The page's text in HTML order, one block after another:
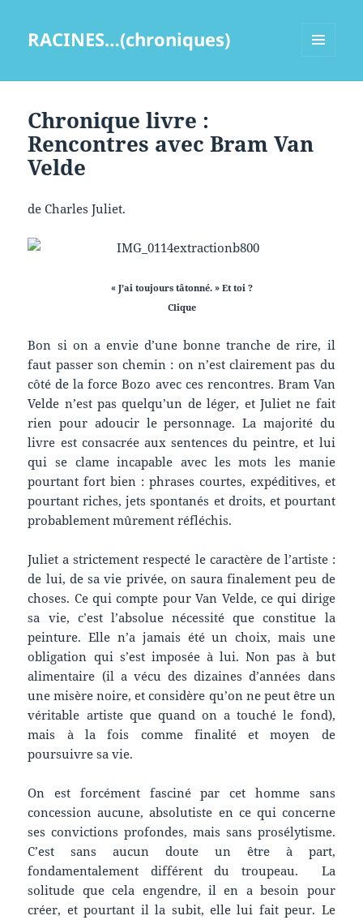
RACINES…(chroniques)
Chronique livre :
Rencontres avec Bram Van
Velde
de Charles Juliet.
« J’ai toujours tâtonné. » Et toi ?
Clique
Bon si on a envie d’une bonne tranche de rire, il
faut passer son chemin : on n’est clairement pas du
côté de la force Bozo avec ces rencontres. Bram Van
Velde n’est pas quelqu’un de léger, et Juliet ne fait
rien pour adoucir le personnage. La majorité du
livre est consacrée aux sentences du peintre, et lui
qui se clame incapable avec les mots les manie
pourtant fort bien : phrases courtes, expéditives, et
pourtant riches, jets spontanés et droits, et pourtant
probablement mûrement réfléchis.
Juliet a strictement respecté le caractère de l’artiste :
de lui, de sa vie privée, on saura finalement peu de
choses. Ce qui compte pour Van Velde, ce qui dirige
sa vie, c’est l’absolue nécessité que constitue la
peinture. Elle n’a jamais été un choix, mais une
obligation qui s’est imposée à lui. Non pas à but
alimentaire (il a vécu des dizaines d’années dans
une misère noire, et considère qu’on ne peut être un
véritable artiste que quand on a touché le fond),
mais à la fois comme finalité et moyen de
poursuivre sa vie.
On est forcément fasciné par cet homme sans
concession aucune, absolutiste en ce qui concerne
ses convictions profondes, mais sans prosélytisme.
C’est sans aucun doute un être à part,
fondamentalement différent du troupeau. La
solitude que cela engendre, il en a besoin pour
créer, et pourtant il la subit, elle lui fait peur. Le